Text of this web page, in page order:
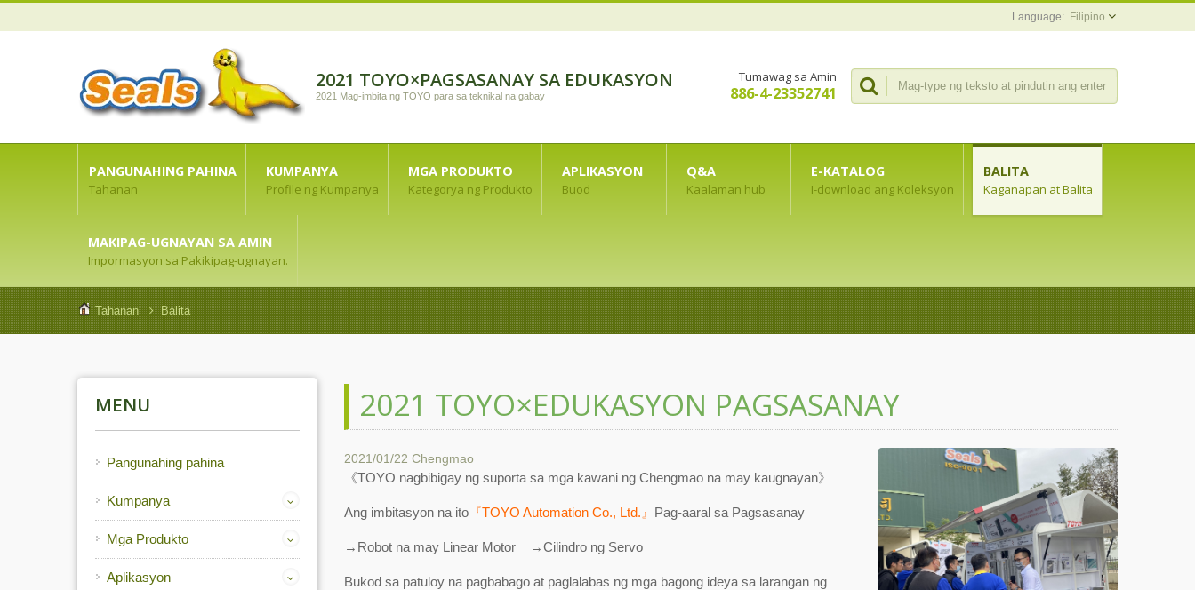
Filipino
2021 TOYO×PAGSASANAY SA EDUKASYON
2021 Mag-imbita ng TOYO para sa teknikal na gabay
Tumawag sa Amin
886-4-23352741
PANGUNAHING PAHINA
Tahanan
KUMPANYA
Profile ng Kumpanya
MGA PRODUKTO
Kategorya ng Produkto
APLIKASYON
Buod
Q&A
Kaalaman hub
E-KATALOG
I-download ang Koleksyon
BALITA
Kaganapan at Balita
MAKIPAG-UGNAYAN SA AMIN
Impormasyon sa Pakikipag-ugnayan.
Tahanan Balita
MENU
Pangunahing pahina
Kumpanya
Mga Produkto
Aplikasyon
2021 TOYO×EDUKASYON PAGSASANAY
2021/01/22 Chengmao
《TOYO nagbibigay ng suporta sa mga kawani ng Chengmao na may kaugnayan》
Ang imbitasyon na ito 『TOYO Automation Co., Ltd.』 Pag-aaral sa Pagsasanay
→Robot na may Linear Motor →Cilindro ng Servo
Bukod sa patuloy na pagbabago at paglalabas ng mga bagong ideya sa larangan ng